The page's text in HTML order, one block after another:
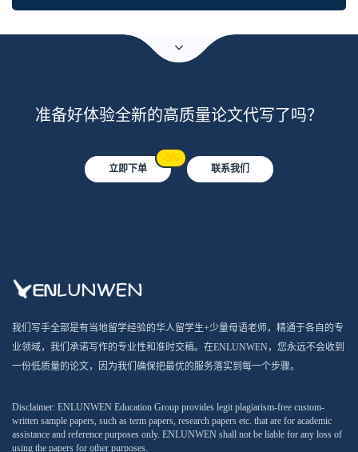
准备好体验全新的高质量论文代写了吗？
立即下单
-5%
联系我们
我们写手全部是有当地留学经验的华人留学生+少量母语老师，精通于各自的专
业领域，我们承诺写作的专业性和准时交稿。在ENLUNWEN，您永远不会收到
一份低质量的论文，因为我们确保把最优的服务落实到每一个步骤。
Disclaimer: ENLUNWEN Education Group provides legit plagiarism-free custom-
written sample papers, such as term papers, research papers etc. that are for academic
assistance and reference purposes only. ENLUNWEN shall not be liable for any loss of
using the papers for other purposes.